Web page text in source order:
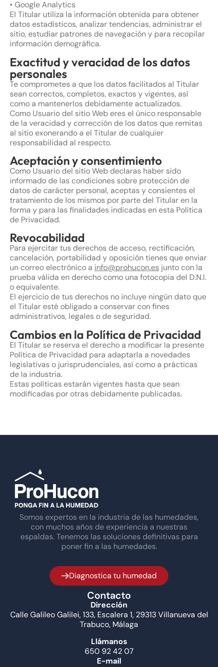
• Google Analytics
El Titular utiliza la información obtenida para obtener
datos estadísticos, analizar tendencias, administrar el
sitio, estudiar patrones de navegación y para recopilar
información demográfica.
Exactitud y veracidad de los datos
personales
Te comprometes a que los datos facilitados al Titular
sean correctos, completos, exactos y vigentes, así
como a mantenerlos debidamente actualizados.
Como Usuario del sitio Web eres el único responsable
de la veracidad y corrección de los datos que remitas
al sitio exonerando a el Titular de cualquier
responsabilidad al respecto.
Aceptación y consentimiento
Como Usuario del sitio Web declaras haber sido
informado de las condiciones sobre protección de
datos de carácter personal, aceptas y consientes el
tratamiento de los mismos por parte del Titular en la
forma y para las finalidades indicadas en esta Política
de Privacidad.
Revocabilidad
Para ejercitar tus derechos de acceso, rectificación,
cancelación, portabilidad y oposición tienes que enviar
un correo electrónico a info@prohucon.es junto con la
prueba válida en derecho como una fotocopia del D.N.I.
o equivalente.
El ejercicio de tus derechos no incluye ningún dato que
el Titular esté obligado a conservar con fines
administrativos, legales o de seguridad.
Cambios en la Política de Privacidad
El Titular se reserva el derecho a modificar la presente
Política de Privacidad para adaptarla a novedades
legislativas o jurisprudenciales, así como a prácticas
de la industria.
Estas políticas estarán vigentes hasta que sean
modificadas por otras debidamente publicadas.
Somos expertos en la industria de las humedades,
con muchos años de experiencia a nuestras
espaldas. Tenemos las soluciones definitivas para
poner fin a las humedades.
Diagnostica tu humedad
Contacto
Dirección
Calle Galileo Galilei, 133, Escalera 1, 29313 Villanueva del
Trabuco, Málaga
Llámanos
650 92 42 07
E-mail